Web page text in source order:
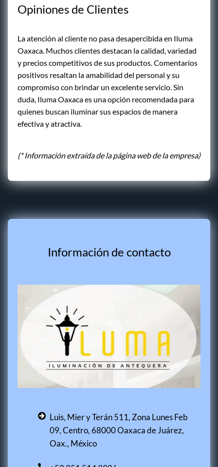
Opiniones de Clientes
La atención al cliente no pasa desapercibida en Iluma
Oaxaca. Muchos clientes destacan la calidad, variedad
y precios competitivos de sus productos. Comentarios
positivos resaltan la amabilidad del personal y su
compromiso con brindar un excelente servicio. Sin
duda, Iluma Oaxaca es una opción recomendada para
quienes buscan iluminar sus espacios de manera
efectiva y atractiva.
(* Información extraída de la página web de la empresa)
Información de contacto
Luis, Mier y Terán 511, Zona Lunes Feb
09, Centro, 68000 Oaxaca de Juárez,
Oax., México